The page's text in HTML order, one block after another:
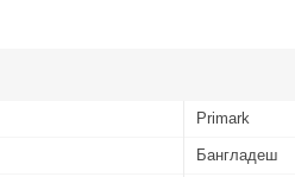
Primark
Бангладеш